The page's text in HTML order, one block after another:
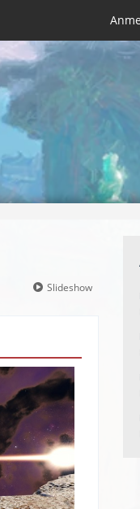
Slideshow